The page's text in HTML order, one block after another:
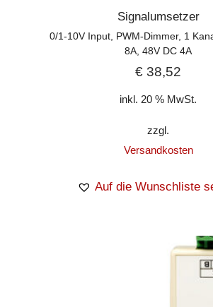
Signalumsetzer
0/1-10V Input, PWM-Dimmer, 1
8A, 48V DC 4A
€ 38,52
inkl. 20 % MwSt.
zzgl.
Versandkosten
Auf die Wunschliste